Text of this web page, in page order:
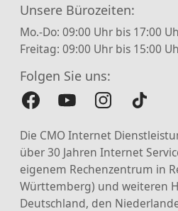
Unsere Bürozeiten:
Mo.-Do: 09:00 Uhr bis 17:00
Freitag: 09:00 Uhr bis 15:00
Folgen Sie uns:
Die CMO Internet
über 30 Jahren Internet
eigenem Rechenzentrum in
Württemberg) und weiteren
Deutschland, den